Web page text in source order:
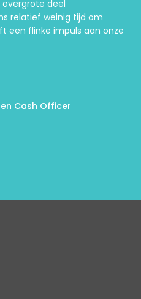
deel
relatief weinig tijd om
een flinke impuls aan onze
Cash Officer